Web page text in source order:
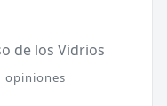
de los Vidrios
opiniones